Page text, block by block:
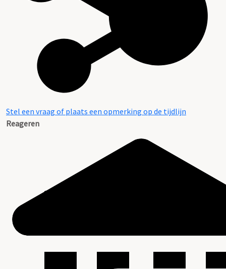
Stel een vraag of plaats een opmerking op de tijdlijn
Reageren